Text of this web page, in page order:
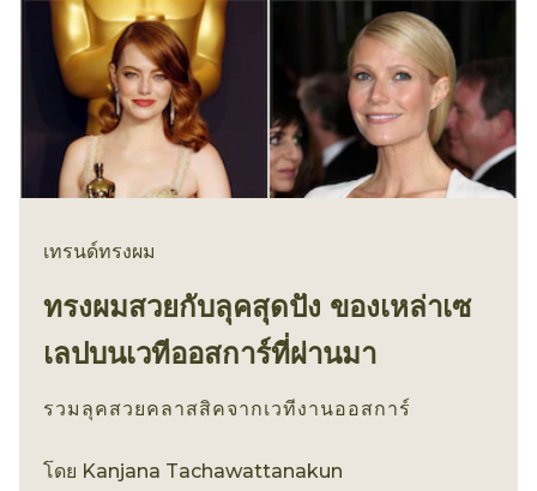
เทรนด์ทรงผม
ทรงผมสวยกับลุคสุดปัง ของเหล่าเซ
เลปบนเวทีออสการ์ที่ผ่านมา
รวมลุคสวยคลาสสิคจากเวทีงานออสการ์
โดย Kanjana Tachawattanakun